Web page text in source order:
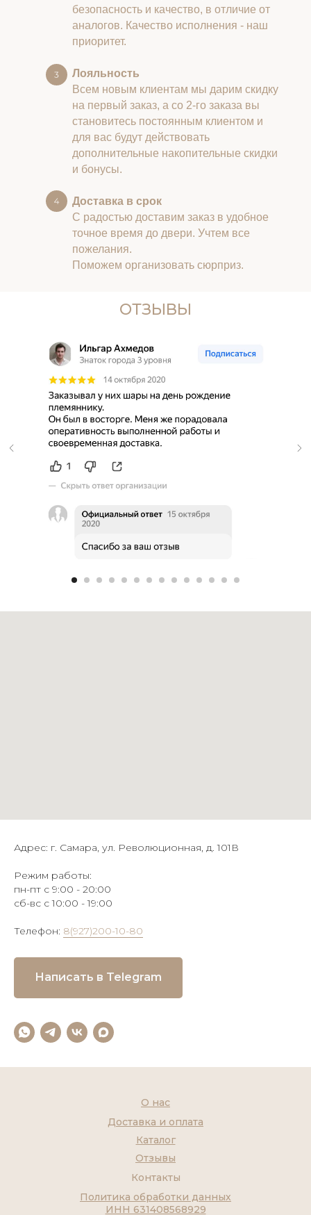
безопасность и качество, в отличие от
аналогов. Качество исполнения - наш
приоритет.
Лояльность
Всем новым клиентам мы дарим скидку
на первый заказ, а со 2-го заказа вы
становитесь постоянным клиентом и
для вас будут действовать
дополнительные накопительные скидки
и бонусы.
Доставка в срок
С радостью доставим заказ в удобное
точное время до двери. Учтем все
пожелания.
Поможем организовать сюрприз.
ОТЗЫВЫ
Адрес: г. Самара, ул. Революционная, д. 101В
Режим работы:
пн-пт с 9:00 - 20:00
сб-вс с 10:00 - 19:00
Телефон: 8(927)200-10-80
Написать в Telegram
Контакты
Каталог
О нас
Доставка и оплата
Отзывы
Политика обработки данных
ИНН 631408568929